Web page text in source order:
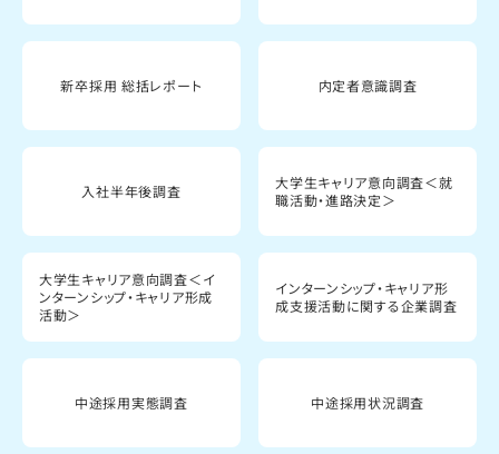
新卒採用 総括レポート 内定者意識調査
入社半年後調査
大学生キャリア意向調査＜就
職活動・進路決定＞
大学生キャリア意向調査＜イ
ンターンシップ・キャリア形成
活動＞
インターンシップ・キャリア形
成支援活動に関する企業調査
中途採用実態調査 中途採用状況調査